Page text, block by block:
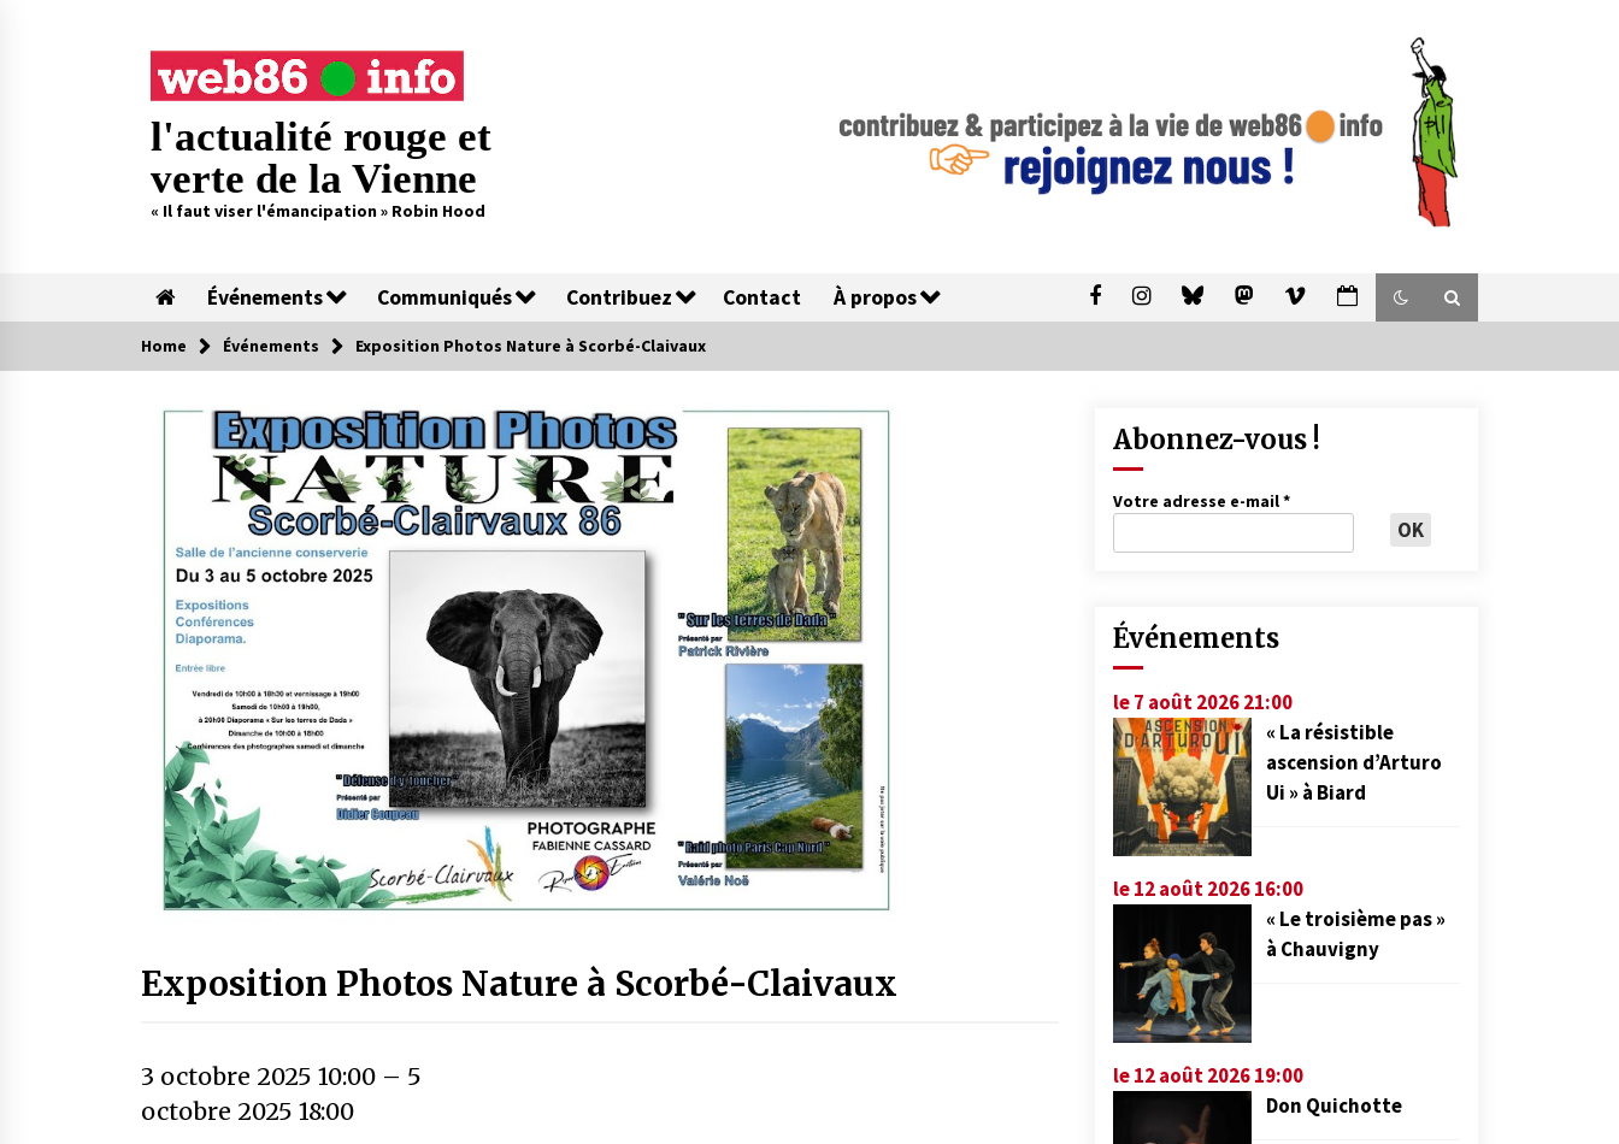
l'actualité rouge et
verte de la Vienne
« Il faut viser l'émancipation » Robin Hood
Événements Communiqués Contribuez Contact À propos
Home Événements Exposition Photos Nature à Scorbé-Claivaux
Exposition Photos Nature à Scorbé-Claivaux
3 octobre 2025 10:00 – 5
octobre 2025 18:00
Abonnez-vous !
Votre adresse e-mail*
Événements
le 7 août 2026 21:00
« La résistible
ascension d’Arturo
Ui » à Biard
le 12 août 2026 16:00
« Le troisième pas »
à Chauvigny
le 12 août 2026 19:00
Don Quichotte